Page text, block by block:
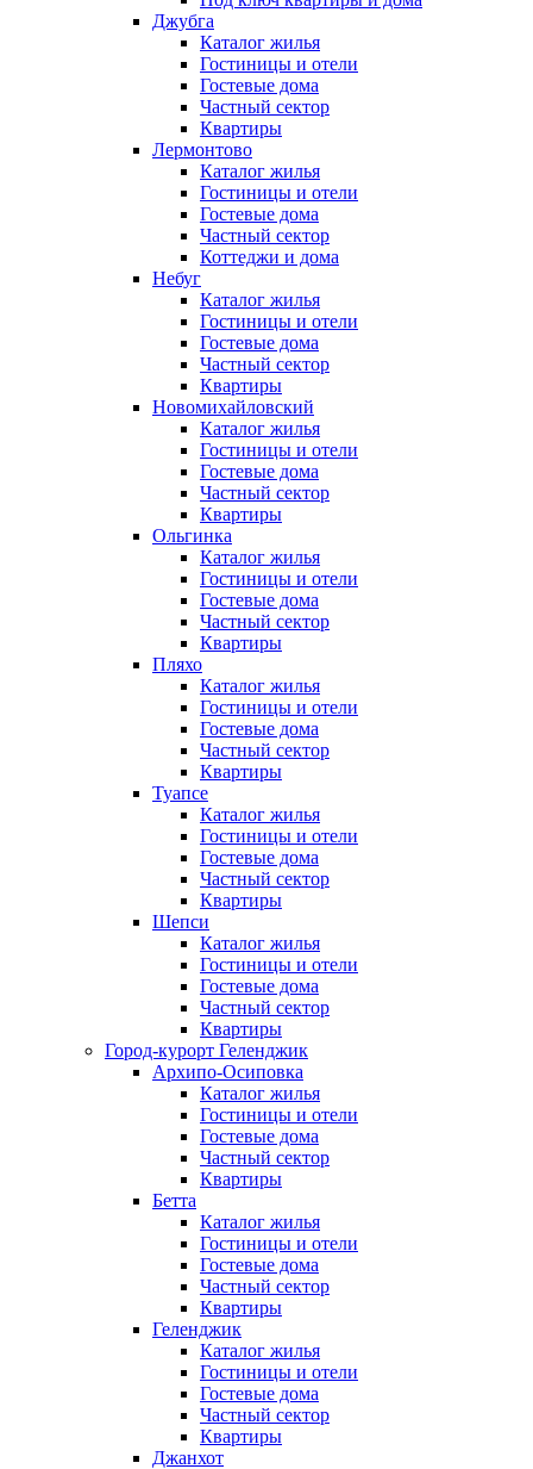
Джубга
Каталог жилья
Гостиницы и отели
Гостевые дома
Частный сектор
Квартиры
Лермонтово
Каталог жилья
Гостиницы и отели
Гостевые дома
Частный сектор
Коттеджи и дома
Небуг
Каталог жилья
Гостиницы и отели
Гостевые дома
Частный сектор
Квартиры
Новомихайловский
Каталог жилья
Гостиницы и отели
Гостевые дома
Частный сектор
Квартиры
Ольгинка
Каталог жилья
Гостиницы и отели
Гостевые дома
Частный сектор
Квартиры
Пляхо
Каталог жилья
Гостиницы и отели
Гостевые дома
Частный сектор
Квартиры
Туапсе
Каталог жилья
Гостиницы и отели
Гостевые дома
Частный сектор
Квартиры
Шепси
Каталог жилья
Гостиницы и отели
Гостевые дома
Частный сектор
Квартиры
Город-курорт Геленджик
Архипо-Осиповка
Каталог жилья
Гостиницы и отели
Гостевые дома
Частный сектор
Квартиры
Бетта
Каталог жилья
Гостиницы и отели
Гостевые дома
Частный сектор
Квартиры
Геленджик
Каталог жилья
Гостиницы и отели
Гостевые дома
Частный сектор
Квартиры
Джанхот